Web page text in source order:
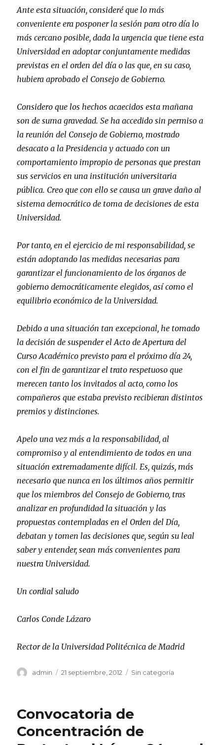
Ante esta situación, consideré que lo más
conveniente era posponer la sesión para otro día lo
más cercano posible, dada la urgencia que tiene esta
Universidad en adoptar conjuntamente medidas
previstas en el orden del día o las que, en su caso,
hubiera aprobado el Consejo de Gobierno.
Considero que los hechos acaecidos esta mañana
son de suma gravedad. Se ha accedido sin permiso a
la reunión del Consejo de Gobierno, mostrado
desacato a la Presidencia y actuado con un
comportamiento impropio de personas que prestan
sus servicios en una institución universitaria
pública. Creo que con ello se causa un grave daño al
sistema democrático de toma de decisiones de esta
Universidad.
Por tanto, en el ejercicio de mi responsabilidad, se
están adoptando las medidas necesarias para
garantizar el funcionamiento de los órganos de
gobierno democráticamente elegidos, así como el
equilibrio económico de la Universidad.
Debido a una situación tan excepcional, he tomado
la decisión de suspender el Acto de Apertura del
Curso Académico previsto para el próximo día 24,
con el fin de garantizar el trato respetuoso que
merecen tanto los invitados al acto, como los
compañeros que estaba previsto recibieran distintos
premios y distinciones.
Apelo una vez más a la responsabilidad, al
compromiso y al entendimiento de todos en una
situación extremadamente difícil. Es, quizás, más
necesario que nunca en los últimos años permitir
que los miembros del Consejo de Gobierno, tras
analizar en profundidad la situación y las
propuestas contempladas en el Orden del Día,
debatan y tomen las decisiones que, según su leal
saber y entender, sean más convenientes para
nuestra Universidad.
Un cordial saludo
Carlos Conde Lázaro
Rector de la Universidad Politécnica de Madrid
Autor
admin
Publicado
21 septiembre, 2012 Categorías
Sin categoría
Convocatoria de
Concentración de